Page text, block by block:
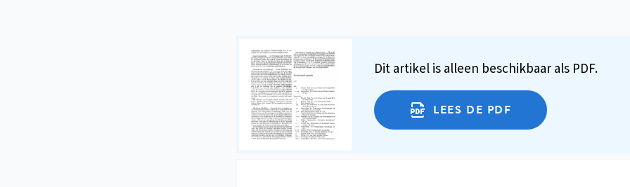
Dit artikel is alleen beschikbaar als PDF.
LEES DE PDF